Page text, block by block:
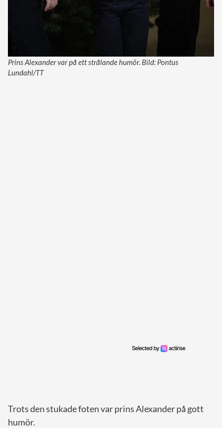
Prins Alexander var på ett strålande humör. Bild: Pontus
Lundahl/TT
Trots den stukade foten var prins Alexander på gott
humör.